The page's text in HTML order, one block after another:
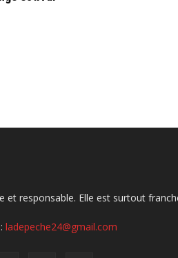
et responsable. Elle est surtout
ladepeche24@gmail.com